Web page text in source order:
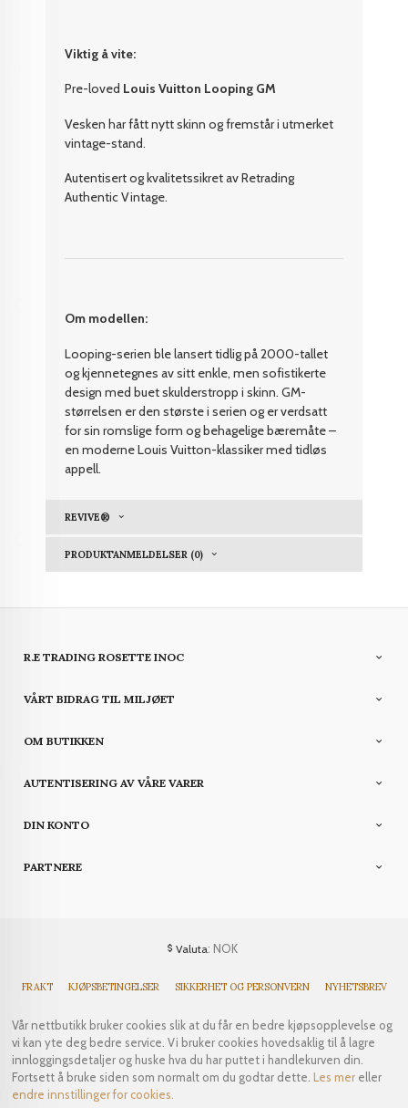
Viktig å vite:
Pre-loved Louis Vuitton Looping GM
Vesken har fått nytt skinn og fremstår i utmerket
vintage-stand.
Autentisert og kvalitetssikret av Retrading
Authentic Vintage.
Om modellen:
Looping-serien ble lansert tidlig på 2000-tallet
og kjennetegnes av sitt enkle, men sofistikerte
design med buet skulderstropp i skinn. GM-
størrelsen er den største i serien og er verdsatt
for sin romslige form og behagelige bæremåte –
en moderne Louis Vuitton-klassiker med tidløs
appell.
REVIVE®
PRODUKTANMELDELSER (0)
R.E TRADING ROSETTE INOC
VÅRT BIDRAG TIL MILJØET
OM BUTIKKEN
AUTENTISERING AV VÅRE VARER
DIN KONTO
PARTNERE
Valuta: NOK
FRAKT KJØPSBETINGELSER SIKKERHET OG PERSONVERN NYHETSBREV
Vår nettbutikk bruker cookies slik at du får en bedre kjøpsopplevelse og
vi kan yte deg bedre service. Vi bruker cookies hovedsaklig til å lagre
innloggingsdetaljer og huske hva du har puttet i handlekurven din.
Fortsett å bruke siden som normalt om du godtar dette.Les mer eller
endre innstillinger for cookies.